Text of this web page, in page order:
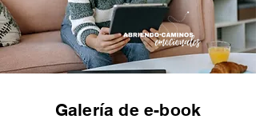
Galería de e-book